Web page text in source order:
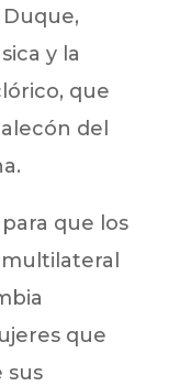
y la
que
del
que los
que
sus